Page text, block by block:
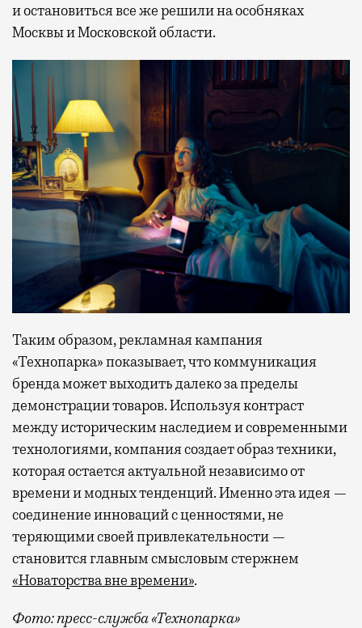
и остановиться все же решили на особняках
Москвы и Московской области.
Таким образом, рекламная кампания
«Технопарка» показывает, что коммуникация
бренда может выходить далеко за пределы
демонстрации товаров. Используя контраст
между историческим наследием и современными
технологиями, компания создает образ техники,
которая остается актуальной независимо от
времени и модных тенденций. Именно эта идея —
соединение инноваций с ценностями, не
теряющими своей привлекательности —
становится главным смысловым стержнем
«Новаторства вне времени».
Фото: пресс-служба «Технопарка»